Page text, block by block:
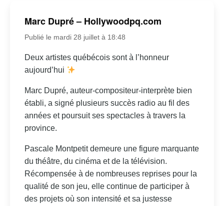
Marc Dupré – Hollywoodpq.com
Publié le mardi 28 juillet à 18:48
Deux artistes québécois sont à l’honneur
aujourd’hui
Marc Dupré, auteur-compositeur-interprète bien
établi, a signé plusieurs succès radio au fil des
années et poursuit ses spectacles à travers la
province.
Pascale Montpetit demeure une figure marquante
du théâtre, du cinéma et de la télévision.
Récompensée à de nombreuses reprises pour la
qualité de son jeu, elle continue de participer à
des projets où son intensité et sa justesse